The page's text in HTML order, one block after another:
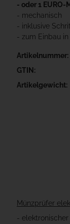
- oder 1 EURO-
- mechanisch
- inklusive
- zum Einbau
Artikelnummer:
GTIN:
Artikelgewicht:
Münzprüfer
-